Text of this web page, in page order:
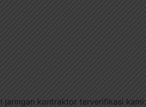
jaringan kontraktor terverifikasi kami: